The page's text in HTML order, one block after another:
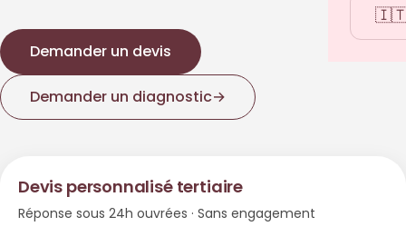
Demander un devis
Demander un diagnostic→
Devis personnalisé tertiaire
Réponse sous 24h ouvrées · Sans engagement